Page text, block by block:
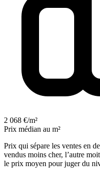
2 068 €/m²
Prix médian au m²
Prix qui sépare les ventes en
vendus moins cher, l’autre
le prix moyen pour juger du